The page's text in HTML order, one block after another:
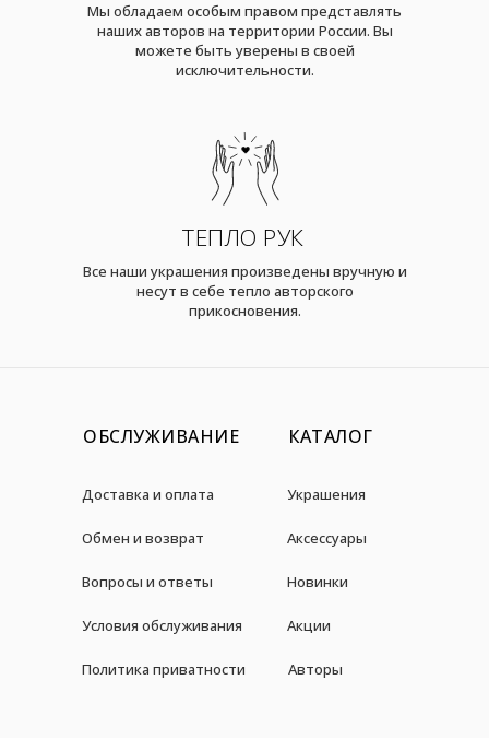
Мы обладаем особым правом представлять
наших авторов на территории России. Вы
можете быть уверены в своей
исключительности.
ТЕПЛО РУК
Все наши украшения произведены вручную и
несут в себе тепло авторского
прикосновения.
ОБСЛУЖИВАНИЕ
Доставка и оплата
Обмен и возврат
Вопросы и ответы
КАТАЛОГ
Украшения
Аксессуары
Новинки
Акции
Условия обслуживания
Политика приватности Авторы